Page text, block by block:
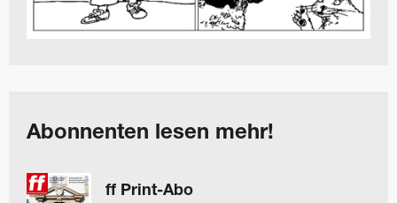
Abonnenten lesen mehr!
ff Print-Abo